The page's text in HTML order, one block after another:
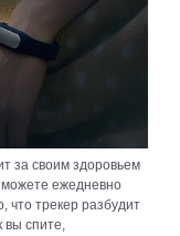
за своим здоровьем
ежедневно
что трекер разбудит
вы спите,